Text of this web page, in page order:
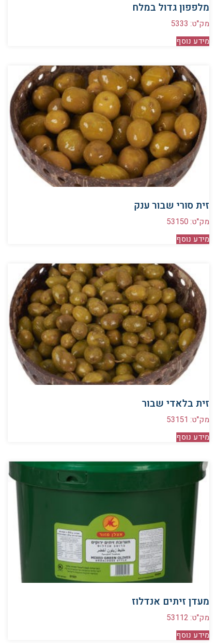
מלפפון גדול במלח
מק"ט: 5333
מידע נוסף
זית סורי שבור ענק
מק"ט: 53150
מידע נוסף
זית בלאדי שבור
מק"ט: 53151
מידע נוסף
מעדן זיתים אנדלוז
מק"ט: 53112
מידע נוסף